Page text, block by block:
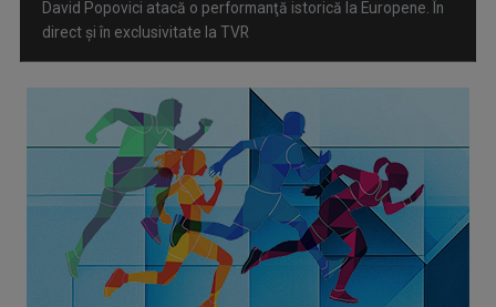
Spectacol total la TVR: David Popovici și tricolorii luptă
pentru aur la Europenele de Natație de la Paris